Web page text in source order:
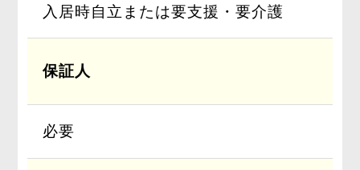
入居時自立または要支援・要介護
保証人
必要